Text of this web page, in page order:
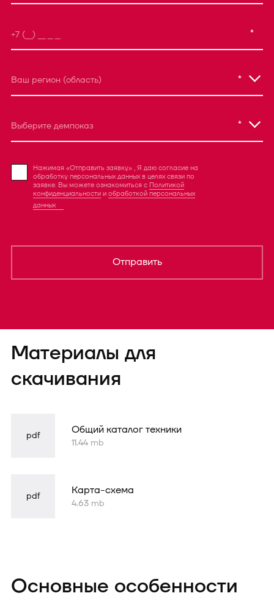
*
Ваш регион (область) *
Выберите демпоказ *
Нажимая «Отправить заявку» , Я даю согласие на
обработку персональных данных в целях связи по
заявке. Вы можете ознакомиться с Политикой
конфиденциальности и обработкой персональных
данных
Отправить
Форма
успешно
отправлена
Материалы для
скачивания
pdf Общий каталог техники
11.44 mb
pdf Карта-схема
4.63 mb
Основные особенности